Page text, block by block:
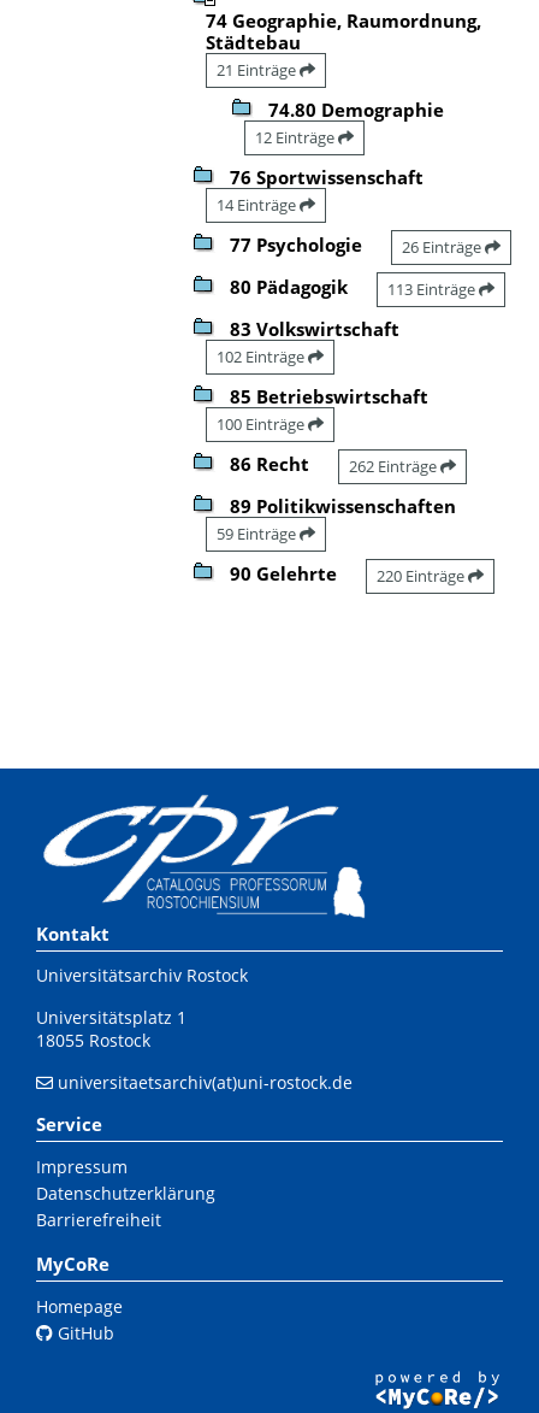
74 Geographie, Raumordnung,
Städtebau
21 Einträge
74.80 Demographie
12 Einträge
76 Sportwissenschaft
14 Einträge
77 Psychologie 26 Einträge
80 Pädagogik 113 Einträge
83 Volkswirtschaft
102 Einträge
85 Betriebswirtschaft
100 Einträge
86 Recht 262 Einträge
89 Politikwissenschaften
59 Einträge
90 Gelehrte 220 Einträge
Kontakt
Universitätsarchiv Rostock
Universitätsplatz 1
18055 Rostock
universitaetsarchiv(at)uni-rostock.de
Service
Impressum
Datenschutzerklärung
Barrierefreiheit
MyCoRe
Homepage
GitHub